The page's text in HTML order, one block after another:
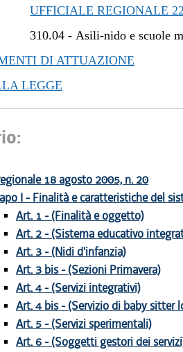
UFFICIALE REGIONALE
310.04 -Asili-nido e scuole
DI ATTUAZIONE
LEGGE
18 agosto 2005, n. 20
I - Finalità e caratteristiche del
Art. 1 - (Finalità e oggetto)
Art. 2 - (Sistema educativo
Art. 3 - (Nidi d'infanzia)
Art. 3 bis - (Sezioni Primavera)
Art. 4 - (Servizi integrativi)
Art. 4 bis - (Servizio di baby sitter
Art. 5 - (Servizi sperimentali)
Art. 6 - (Soggetti gestori dei